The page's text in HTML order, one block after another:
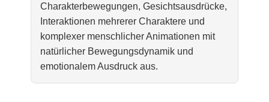
Charakterbewegungen, Gesichtsausdrücke,
Interaktionen mehrerer Charaktere und
komplexer menschlicher Animationen mit
natürlicher Bewegungsdynamik und
emotionalem Ausdruck aus.